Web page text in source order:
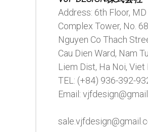
Address: 6th Floor, MD
Complex Tower, No.
Nguyen Co Thach
Cau Dien Ward, Nam Tu
Liem Dist, Ha Noi, Viet
TEL: (+84) 936-392-
Email: